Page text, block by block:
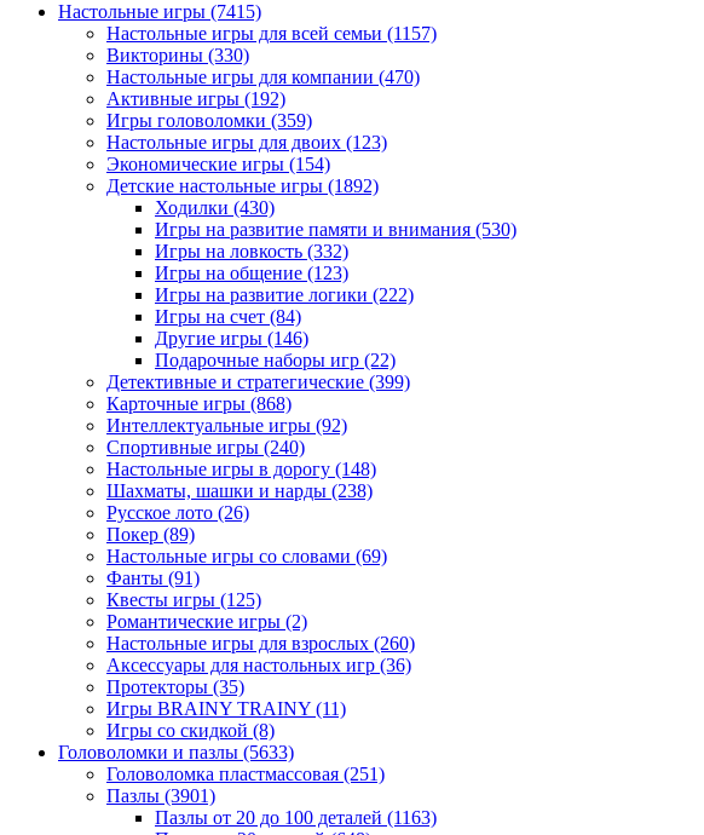
Настольные игры (7415)
Настольные игры для всей семьи (1157)
Викторины (330)
Настольные игры для компании (470)
Активные игры (192)
Игры головоломки (359)
Настольные игры для двоих (123)
Экономические игры (154)
Детские настольные игры (1892)
Ходилки (430)
Игры на развитие памяти и внимания (530)
Игры на ловкость (332)
Игры на общение (123)
Игры на развитие логики (222)
Игры на счет (84)
Другие игры (146)
Подарочные наборы игр (22)
Детективные и стратегические (399)
Карточные игры (868)
Интеллектуальные игры (92)
Спортивные игры (240)
Настольные игры в дорогу (148)
Шахматы, шашки и нарды (238)
Русское лото (26)
Покер (89)
Настольные игры со словами (69)
Фанты (91)
Квесты игры (125)
Романтические игры (2)
Настольные игры для взрослых (260)
Аксессуары для настольных игр (36)
Протекторы (35)
Игры BRAINY TRAINY (11)
Игры со скидкой (8)
Головоломки и пазлы (5633)
Головоломка пластмассовая (251)
Пазлы (3901)
Пазлы от 20 до 100 деталей (1163)